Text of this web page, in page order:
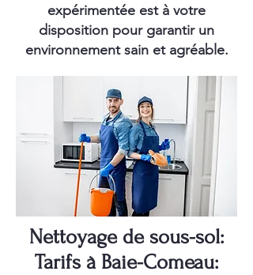
expérimentée est à votre
disposition pour garantir un
environnement sain et agréable.
Nettoyage de sous-sol:
Tarifs à Baie-Comeau: